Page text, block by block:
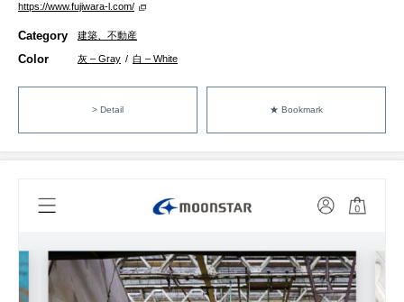
https://www.fujiwara-l.com/
Category 建築、不動産
Color 灰 – Gray / 白 – White
> Detail ★ Bookmark